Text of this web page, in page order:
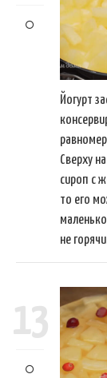
Йогурт
Сверху
сироп с
то его
не
13